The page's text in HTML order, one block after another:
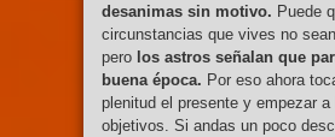
desanimas sin motivo. Puede
circunstancias que vives no
pero los astros señalan que
buena época. Por eso ahora
plenitud el presente y empezar a
objetivos. Si andas un poco